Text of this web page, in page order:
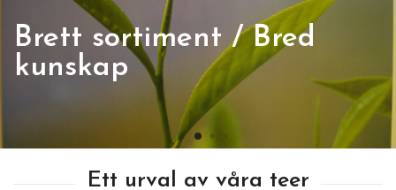
Brett sortiment / Bred
kunskap